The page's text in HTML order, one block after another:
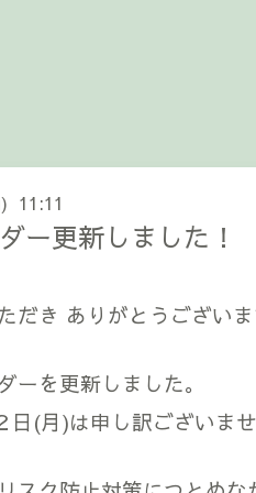
11:11
ー更新しました！
だき ありがとうございま
ーを更新しました。
日(月)は申し訳ございま